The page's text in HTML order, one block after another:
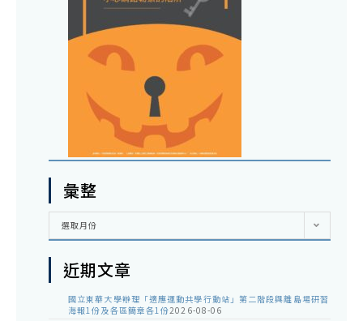
彙整
彙
選取月份
近期文章
國立東華大學辦理「適應運動共學行動站」第二階段與離島場研習
海報1份及各區簡章各1份2026-08-06